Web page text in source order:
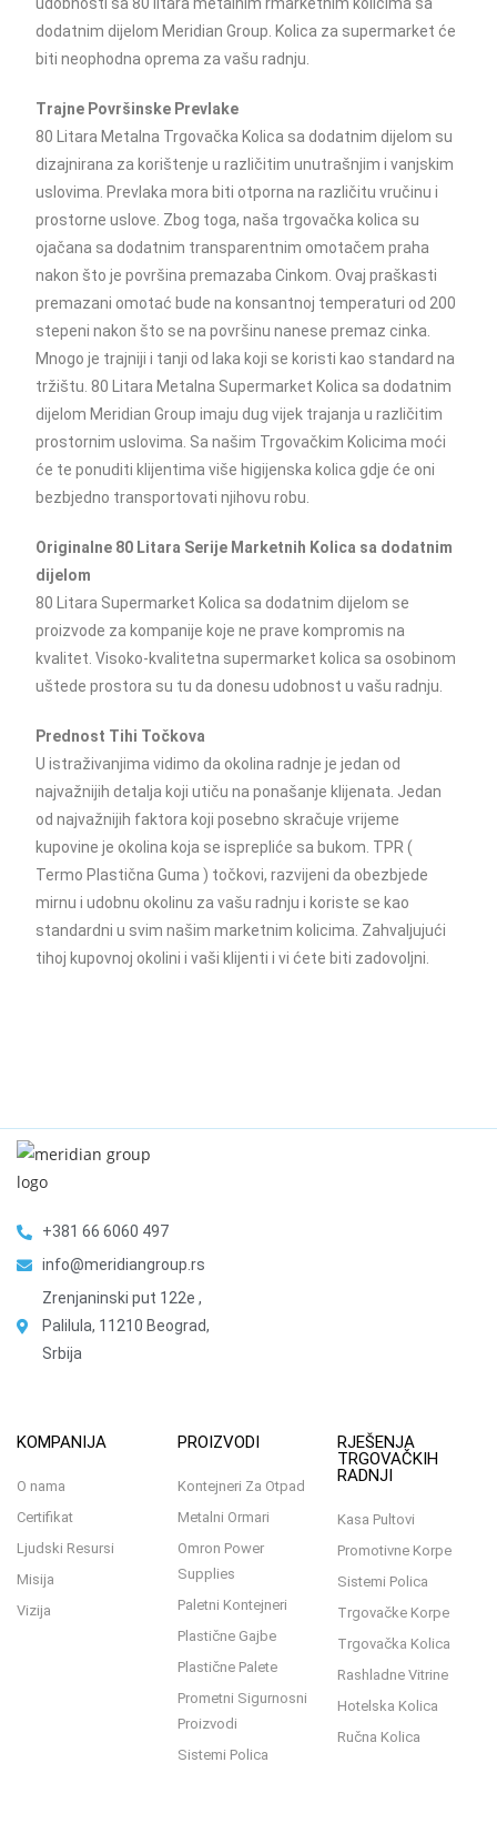
dodatnim dijelom Meridian Group. Kolica za supermarket će
biti neophodna oprema za vašu radnju.
Trajne Površinske Prevlake
80 Litara Metalna Trgovačka Kolica sa dodatnim dijelom su
dizajnirana za korištenje u različitim unutrašnjim i vanjskim
uslovima. Prevlaka mora biti otporna na različitu vručinu i
prostorne uslove. Zbog toga, naša trgovačka kolica su
ojačana sa dodatnim transparentnim omotačem praha
nakon što je površina premazaba Cinkom. Ovaj praškasti
premazani omotać bude na konsantnoj temperaturi od 200
stepeni nakon što se na površinu nanese premaz cinka.
Mnogo je trajniji i tanji od laka koji se koristi kao standard na
tržištu. 80 Litara Metalna Supermarket Kolica sa dodatnim
dijelom Meridian Group imaju dug vijek trajanja u različitim
prostornim uslovima. Sa našim Trgovačkim Kolicima moći
će te ponuditi klijentima više higijenska kolica gdje će oni
bezbjedno transportovati njihovu robu.
Originalne 80 Litara Serije Marketnih Kolica sa dodatnim
dijelom
80 Litara Supermarket Kolica sa dodatnim dijelom se
proizvode za kompanije koje ne prave kompromis na
kvalitet. Visoko-kvalitetna supermarket kolica sa osobinom
uštede prostora su tu da donesu udobnost u vašu radnju.
Prednost Tihi Točkova
U istraživanjima vidimo da okolina radnje je jedan od
najvažnijih detalja koji utiču na ponašanje klijenata. Jedan
od najvažnijih faktora koji posebno skračuje vrijeme
kupovine je okolina koja se isprepliće sa bukom. TPR (
Termo Plastična Guma ) točkovi, razvijeni da obezbjede
mirnu i udobnu okolinu za vašu radnju i koriste se kao
standardni u svim našim marketnim kolicima. Zahvaljujući
tihoj kupovnoj okolini i vaši klijenti i vi ćete biti zadovoljni.
+381 66 6060 497
info@meridiangroup.rs
Zrenjaninski put 122e ,
Palilula, 11210 Beograd,
Srbija
KOMPANIJA
O nama
Certifikat
Ljudski Resursi
Misija
Vizija
PROIZVODI
Kontejneri Za Otpad
Metalni Ormari
Omron Power
Supplies
Paletni Kontejneri
Plastične Gajbe
Plastične Palete
Prometni Sigurnosni
Proizvodi
Sistemi Polica
RJEŠENJA
TRGOVAČKIH
RADNJI
Kasa Pultovi
Promotivne Korpe
Sistemi Polica
Trgovačke Korpe
Trgovačka Kolica
Rashladne Vitrine
Hotelska Kolica
Ručna Kolica